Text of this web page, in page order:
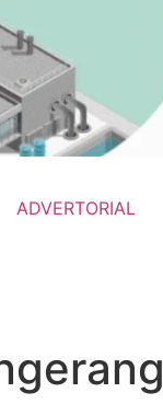
ADVERTORIAL